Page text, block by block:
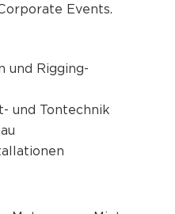
Events.
und Rigging-
und Tontechnik